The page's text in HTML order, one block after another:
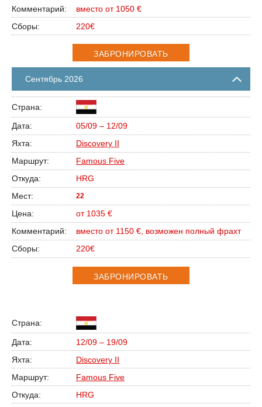
вместо от 1050 €
220€
ЗАБРОНИРОВАТЬ
Сентябрь 2026
05/09 – 12/09
Discovery II
Famous Five
HRG
22
от 1035 €
вместо от 1150 €, возможен полный фрахт
220€
ЗАБРОНИРОВАТЬ
12/09 – 19/09
Discovery II
Famous Five
HRG